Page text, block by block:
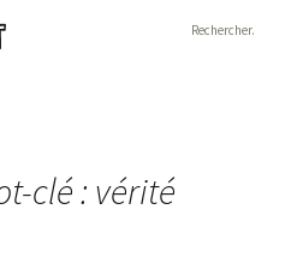
clé : vérité